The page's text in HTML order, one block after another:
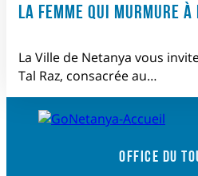
LA FEMME QUI MURMURE À
La Ville de Netanya vous
Tal Raz, consacrée au…
OFFICE DU